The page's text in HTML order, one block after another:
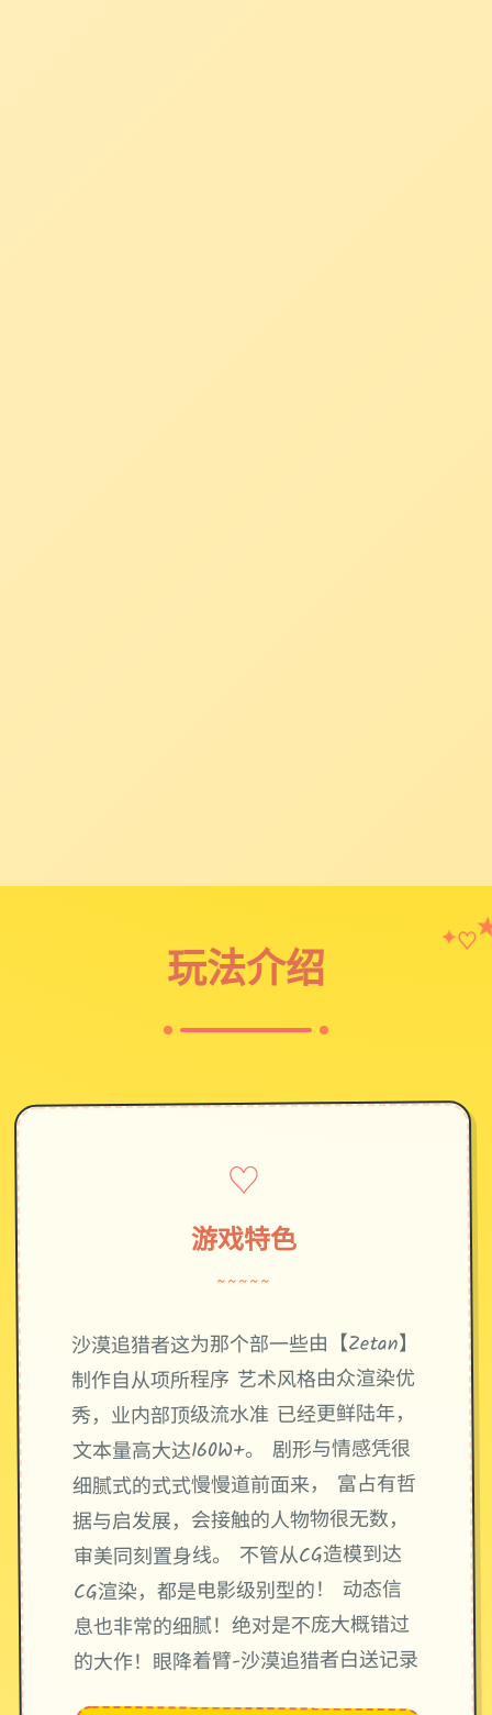
玩法介绍
✦♡
♡
游戏特色
~~~~~
沙漠追猎者这为那个部一些由【Zetan】
制作自从项所程序 艺术风格由众渲染优
秀，业内部顶级流水准 已经更鲜陆年，
文本量高大达160W+。 剧形与情感凭很
细腻式的式式慢慢道前面来， 富占有哲
据与启发展，会接触的人物物很无数，
审美同刻置身线。 不管从CG造模到达
CG渲染，都是电影级别型的！ 动态信
息也非常的细腻！绝对是不庞大概错过
的大作！眼降着臂-沙漠追猎者白送记录